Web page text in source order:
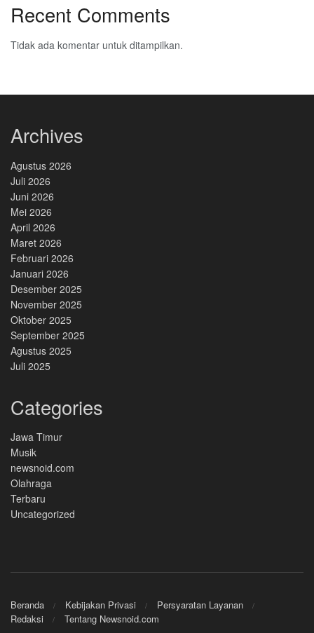
Recent Comments
Tidak ada komentar untuk ditampilkan.
Archives
Agustus 2026
Juli 2026
Juni 2026
Mei 2026
April 2026
Maret 2026
Februari 2026
Januari 2026
Desember 2025
November 2025
Oktober 2025
September 2025
Agustus 2025
Juli 2025
Categories
Jawa Timur
Musik
newsnoid.com
Olahraga
Terbaru
Uncategorized
Beranda Kebijakan Privasi
Persyaratan Layanan
Redaksi
Tentang Newsnoid.com